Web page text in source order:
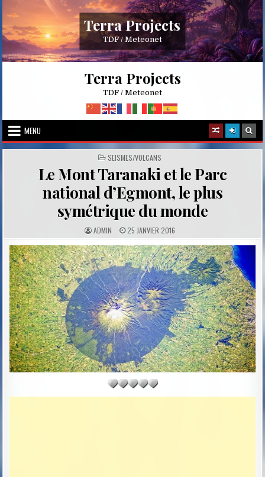
content
Terra Projects
TDF / Meteonet
Terra Projects
TDF / Meteonet
MENU
POSTED
IN
SEISMES/VOLCANS
Le Mont Taranaki et le Parc
national d’Egmont, le plus
symétrique du monde
A
U
T
H
O
R
:
ADMIN P
U
B
L
I
S
H
E
D
D
A
T
E
:
25 JANVIER 2016